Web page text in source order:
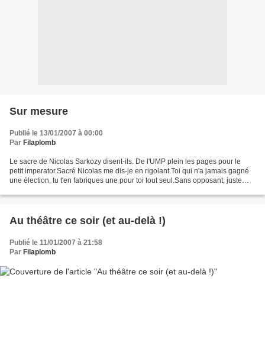
Sur mesure
Publié le 13/01/2007 à 00:00
Par Filaplomb
Le sacre de Nicolas Sarkozy disent-ils. De l'UMP plein les pages pour le
petit imperator.Sacré Nicolas me dis-je en rigolant.Toi qui n'a jamais gagné
une élection, tu t'en fabriques une pour toi tout seul.Sans opposant, juste
Au théâtre ce soir (et au-delà !)
Publié le 11/01/2007 à 21:58
Par Filaplomb